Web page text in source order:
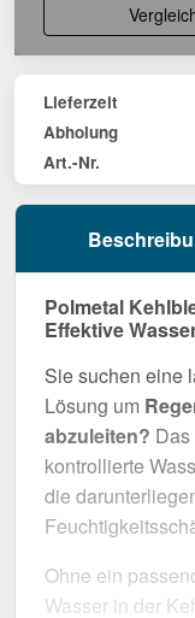
Lieferzeit
Abholung
Art.-Nr.
Polmetal
Effektive
Sie suchen eine
Lösung um
abzuleiten?
kontrollierte
die
Ohne ein
Wasser in der